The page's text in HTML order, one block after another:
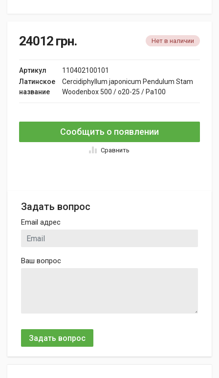
24012 грн. Нет в наличии
Артикул
110402100101
Латинское
название
Cercidiphyllum japonicum Pendulum Stam
Woodenbox 500 / o20-25 / Pa100
Сообщить о появлении
Сравнить
Задать вопрос
Email адрес
Ваш вопрос
Задать вопрос